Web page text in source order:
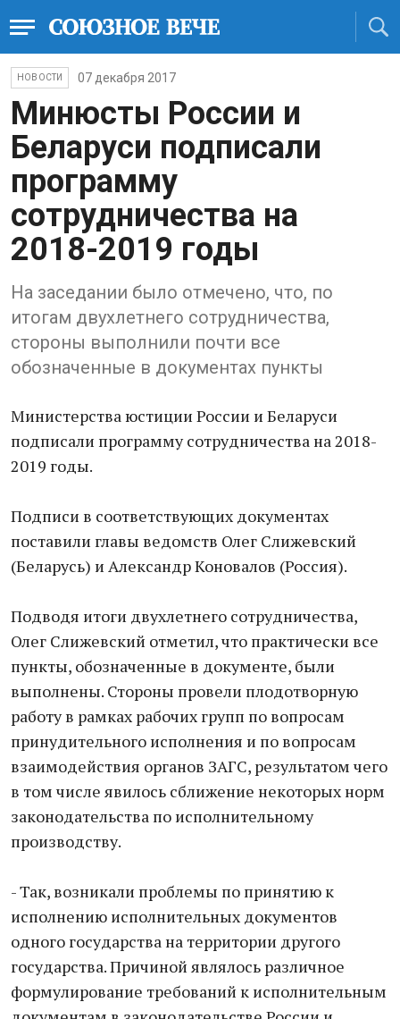
НОВОСТИ 07 декабря 2017
Минюсты России и
Беларуси подписали
программу
сотрудничества на
2018-2019 годы
На заседании было отмечено, что, по
итогам двухлетнего сотрудничества,
стороны выполнили почти все
обозначенные в документах пункты
Министерства юстиции России и Беларуси
подписали программу сотрудничества на 2018-
2019 годы.
Подписи в соответствующих документах
поставили главы ведомств Олег Слижевский
(Беларусь) и Александр Коновалов (Россия).
Подводя итоги двухлетнего сотрудничества,
Олег Слижевский отметил, что практически все
пункты, обозначенные в документе, были
выполнены. Стороны провели плодотворную
работу в рамках рабочих групп по вопросам
принудительного исполнения и по вопросам
взаимодействия органов ЗАГС, результатом чего
в том числе явилось сближение некоторых норм
законодательства по исполнительному
производству.
- Так, возникали проблемы по принятию к
исполнению исполнительных документов
одного государства на территории другого
государства. Причиной являлось различное
формулирование требований к исполнительным